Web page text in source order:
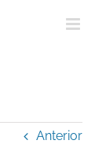
Anterior